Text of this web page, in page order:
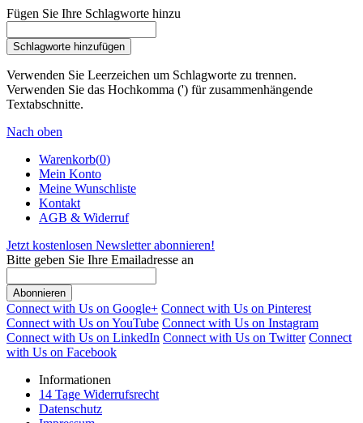
Fügen Sie Ihre Schlagworte hinzu
Schlagworte hinzufügen
Verwenden Sie Leerzeichen um Schlagworte zu trennen.
Verwenden Sie das Hochkomma (') für zusammenhängende
Textabschnitte.
Nach oben
Warenkorb(0)
Mein Konto
Meine Wunschliste
Kontakt
AGB & Widerruf
Jetzt kostenlosen Newsletter abonnieren!
Bitte geben Sie Ihre Emailadresse an
Abonnieren
Connect with Us on Google+ Connect with Us on Pinterest
Connect with Us on YouTube Connect with Us on Instagram
Connect with Us on LinkedIn Connect with Us on Twitter Connect
with Us on Facebook
Informationen
14 Tage Widerrufsrecht
Datenschutz